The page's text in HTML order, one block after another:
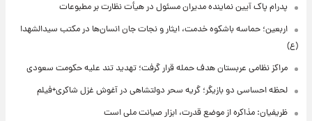
پدرام پاک آیین نماینده مدیران مسئول در هیأت نظارت بر مطبوعات
اربعین؛ حماسه باشکوه خدمت، ایثار و نجات جان انسان‌ها در مکتب سیدالشهدا
(ع)
مراکز نظامی عربستان هدف حمله قرار گرفت؛ تهدید تند علیه حکومت سعودی
لحظه احساسی دو بازیگر؛ گریه سحر دولتشاهی در آغوش غزل شاکری+فیلم
ظریفیان: مذاکره از موضع قدرت، ابزار صیانت ملی است